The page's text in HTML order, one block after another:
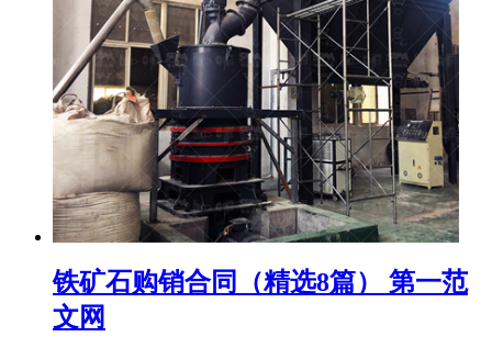
铁矿石购销合同（精选8篇） 第一范
文网